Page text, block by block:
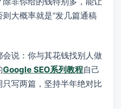
大概率就是“发几篇通稿
说：你与其花钱找别人做
Google SEO系列教程自己
写两篇，坚持半年绝对比